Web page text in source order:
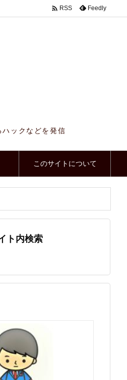
ックなどを発信
このサイトについて
 RSS Feedly
ト内検索